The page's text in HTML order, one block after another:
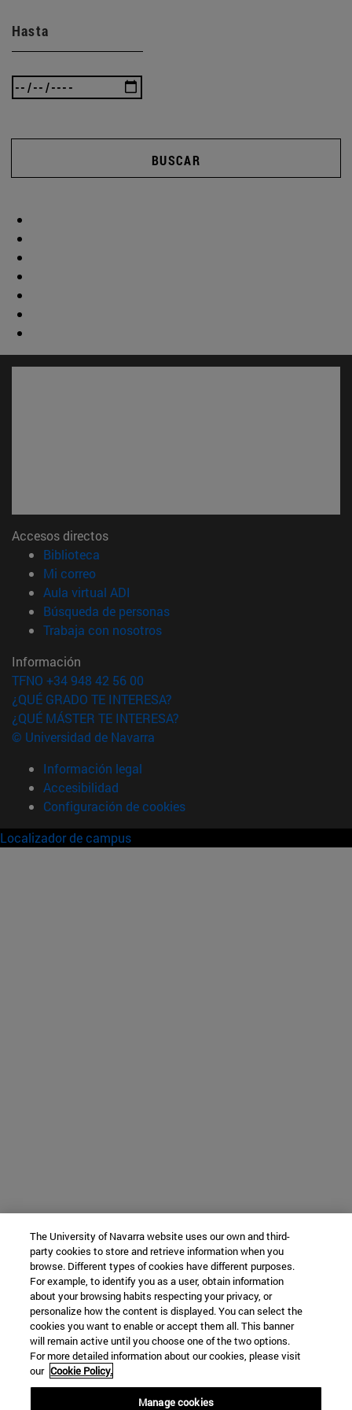
Hasta
BUSCAR
Accesos directos
Biblioteca
Mi correo(abre en nueva ventana)
Aula virtual ADI
Búsqueda de personas(abre en nueva ventana)
Trabaja con nosotros(abre en nueva ventana)
Información
TFNO +34 948 42 56 00
¿QUÉ GRADO TE INTERESA?
¿QUÉ MÁSTER TE INTERESA?
© Universidad de Navarra
Información legal
Accesibilidad
Configuración de cookies
Localizador de campus
The University of Navarra website uses our own and third-
party cookies to store and retrieve information when you
browse. Different types of cookies have different purposes.
For example, to identify you as a user, obtain information
about your browsing habits respecting your privacy, or
personalize how the content is displayed. You can select the
cookies you want to enable or accept them all. This banner
will remain active until you choose one of the two options.
For more detailed information about our cookies, please visit
our Cookie Policy.
Manage cookies